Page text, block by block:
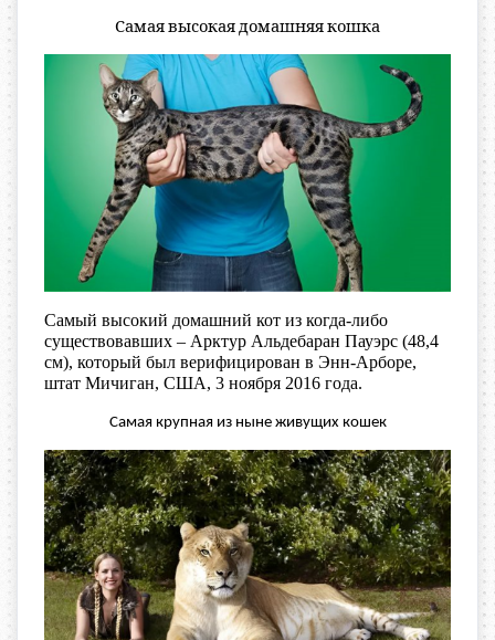
Самая высокая домашняя кошка
Самый высокий домашний кот из когда-либо
существовавших – Арктур Альдебаран Пауэрс (48,4
см), который был верифицирован в Энн-Арборе,
штат Мичиган, США, 3 ноября 2016 года.
Самая крупная из ныне живущих кошек